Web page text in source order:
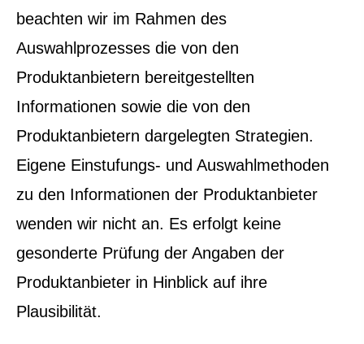
beachten wir im Rahmen des
Auswahlprozesses die von den
Produktanbietern bereitgestellten
Informationen sowie die von den
Produktanbietern dargelegten Strategien.
Eigene Einstufungs- und Auswahlmethoden
zu den Informationen der Produktanbieter
wenden wir nicht an. Es erfolgt keine
gesonderte Prüfung der Angaben der
Produktanbieter in Hinblick auf ihre
Plausibilität.